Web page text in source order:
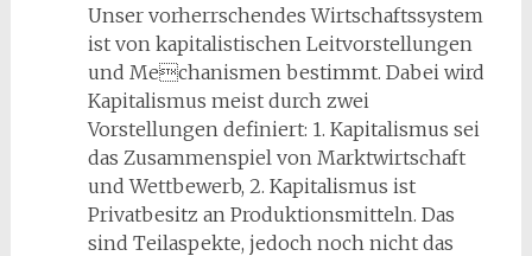
Unser vorherrschendes Wirtschaftssystem
ist von kapitalistischen Leitvorstellungen
und Mechanismen bestimmt. Dabei wird
Kapitalismus meist durch zwei
Vorstellungen definiert: 1. Kapitalismus sei
das Zusammenspiel von Marktwirtschaft
und Wettbewerb, 2. Kapitalismus ist
Privatbesitz an Produktionsmitteln. Das
sind Teilaspekte, jedoch noch nicht das